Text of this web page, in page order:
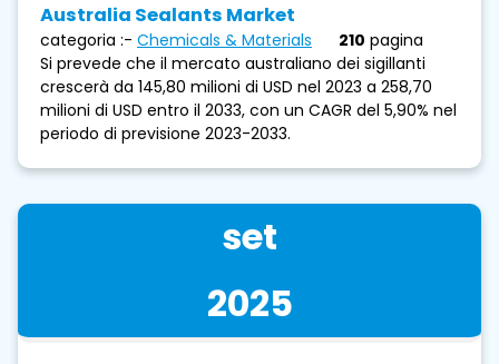
Australia Sealants Market
categoria :- Chemicals & Materials 210 pagina
Si prevede che il mercato australiano dei sigillanti
crescerà da 145,80 milioni di USD nel 2023 a 258,70
milioni di USD entro il 2033, con un CAGR del 5,90% nel
periodo di previsione 2023-2033.
set
2025